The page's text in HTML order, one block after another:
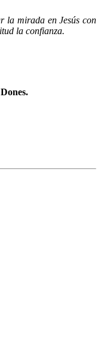
la mirada en Jesús con
la confianza.